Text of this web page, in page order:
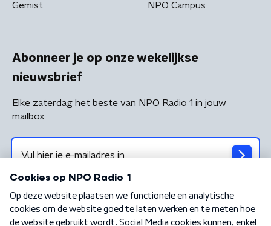
Gemist NPO Campus
Abonneer je op onze wekelijkse
nieuwsbrief
Elke zaterdag het beste van NPO Radio 1 in jouw
mailbox